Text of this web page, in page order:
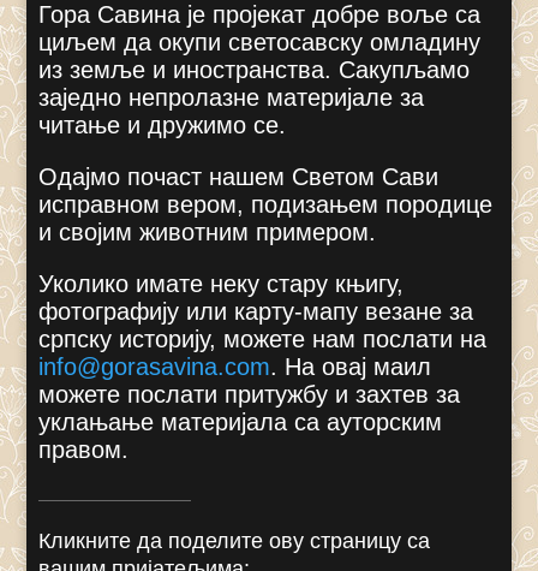
Гора Савина је пројекат добре воље са
циљем да окупи светосавску омладину
из земље и иностранства. Сакупљамо
заједно непролазне материјале за
читање и дружимо се.
Одајмо почаст нашем Светом Сави
исправном вером, подизањем породице
и својим животним примером.
Уколико имате неку стару књигу,
фотографију или карту-мапу везане за
српску историју, можете нам послати на
info@gorasavina.com. На овај маил
можете послати притужбу и захтев за
уклањање материјала са ауторским
правом.
Кликните да поделите ову страницу са